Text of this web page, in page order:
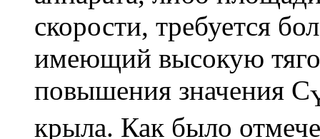
скорости, требуется
имеющий высокую
повышения значения С
крыла. Как было